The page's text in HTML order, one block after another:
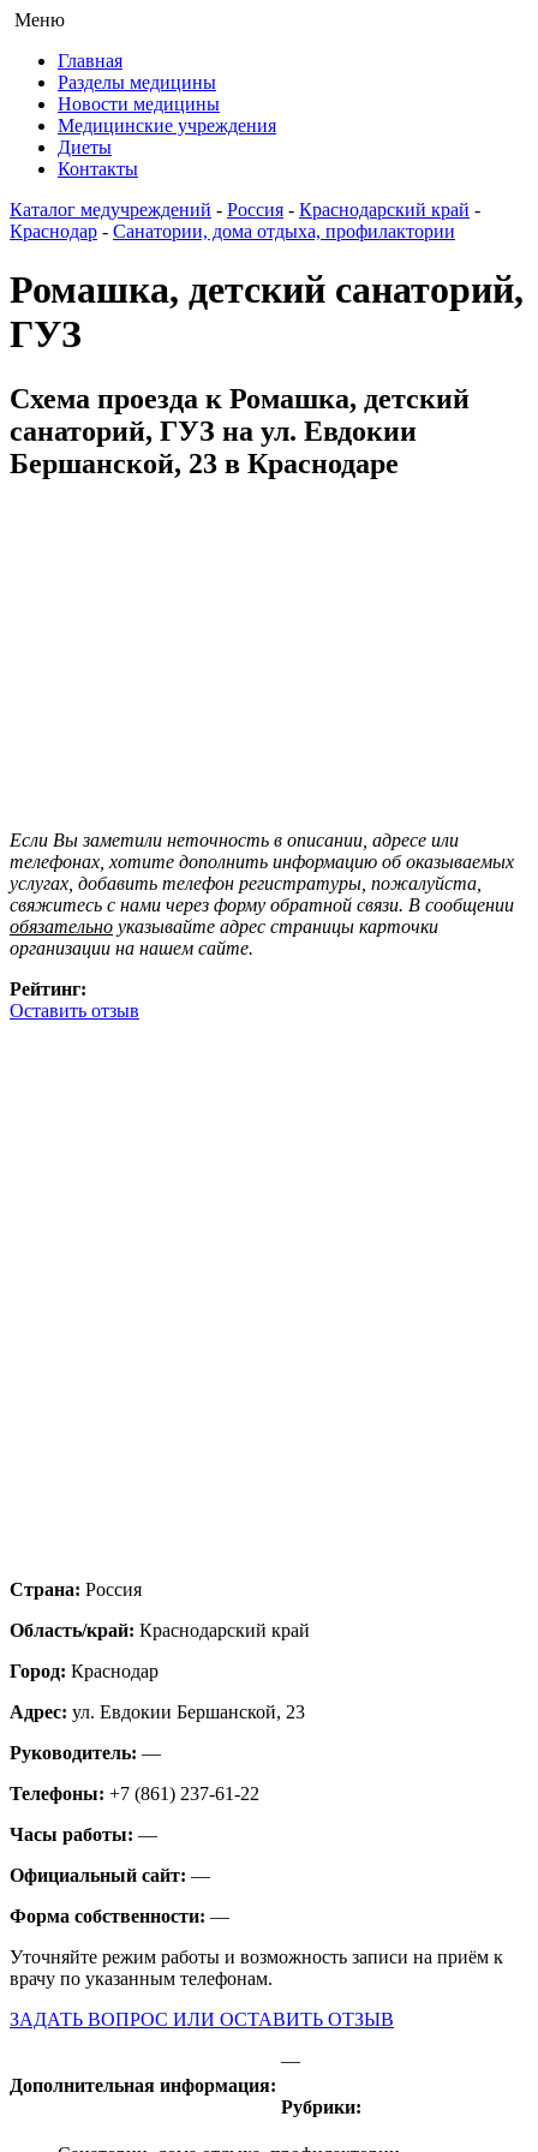
Меню
Главная
Разделы медицины
Новости медицины
Медицинские учреждения
Диеты
Контакты
Каталог медучреждений - Россия - Краснодарский край -
Краснодар - Санатории, дома отдыха, профилактории
Ромашка, детский санаторий,
ГУЗ
Схема проезда к Ромашка, детский
санаторий, ГУЗ на ул. Евдокии
Бершанской, 23 в Краснодаре
Если Вы заметили неточность в описании, адресе или
телефонах, хотите дополнить информацию об оказываемых
услугах, добавить телефон регистратуры, пожалуйста,
свяжитесь с нами через форму обратной связи. В сообщении
обязательно указывайте адрес страницы карточки
организации на нашем сайте.
Рейтинг:
Оставить отзыв
Страна: Россия
Область/край: Краснодарский край
Город: Краснодар
Адрес: ул. Евдокии Бершанской, 23
Руководитель: —
Телефоны: +7 (861) 237-61-22
Часы работы: —
Официальный сайт: —
Форма собственности: —
Уточняйте режим работы и возможность записи на приём к
врачу по указанным телефонам.
ЗАДАТЬ ВОПРОС ИЛИ ОСТАВИТЬ ОТЗЫВ
Дополнительная информация:
—
Рубрики: